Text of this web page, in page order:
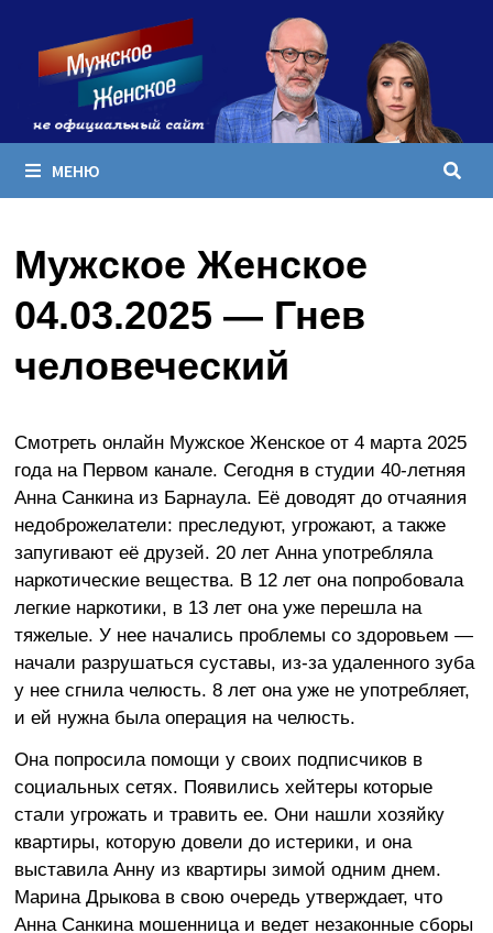
содержимому
МЕНЮ
Мужское Женское
04.03.2025 — Гнев
человеческий
Смотреть онлайн Мужское Женское от 4 марта 2025
года на Первом канале. Сегодня в студии 40-летняя
Анна Санкина из Барнаула. Её доводят до отчаяния
недоброжелатели: преследуют, угрожают, а также
запугивают её друзей. 20 лет Анна употребляла
наркотические вещества. В 12 лет она попробовала
легкие наркотики, в 13 лет она уже перешла на
тяжелые. У нее начались проблемы со здоровьем —
начали разрушаться суставы, из-за удаленного зуба
у нее сгнила челюсть. 8 лет она уже не употребляет,
и ей нужна была операция на челюсть.
Она попросила помощи у своих подписчиков в
социальных сетях. Появились хейтеры которые
стали угрожать и травить ее. Они нашли хозяйку
квартиры, которую довели до истерики, и она
выставила Анну из квартиры зимой одним днем.
Марина Дрыкова в свою очередь утверждает, что
Анна Санкина мошенница и ведет незаконные сборы